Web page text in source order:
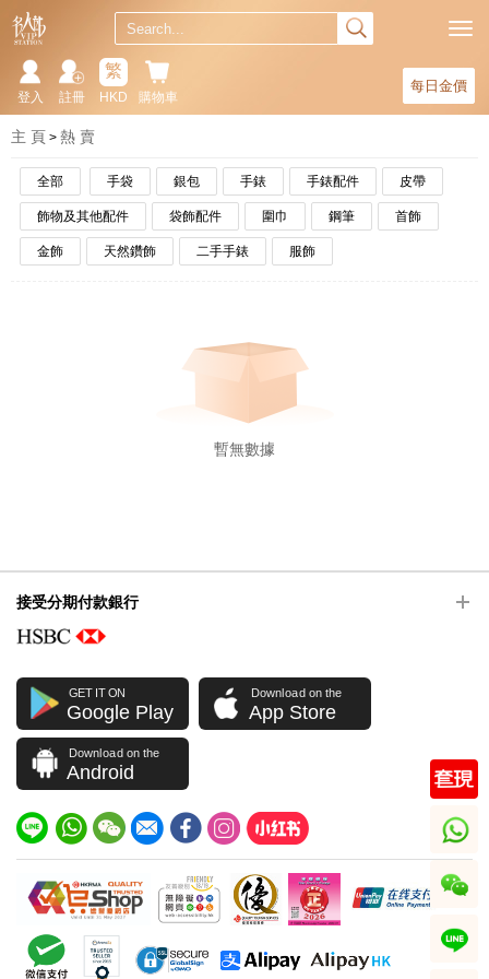
每日金價
購物車
繁
HKD
註冊
登入
主 頁 熱 賣
全部 手袋 銀包 手錶 手錶配件 皮帶
飾物及其他配件 袋飾配件 圍巾 鋼筆 首飾
金飾 天然鑽飾 二手手錶 服飾
暫無數據
接受分期付款銀行
GET IT ON
Google Play
Download on the
App Store
Download on the
Android
whatsapp